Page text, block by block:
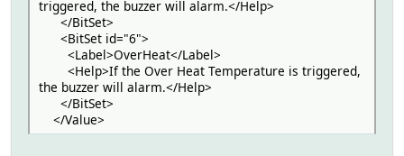
triggered, the buzzer will alarm.</Help>
</BitSet>
<BitSet id="6">
<Label>OverHeat</Label>
<Help>If the Over Heat Temperature is triggered,
the buzzer will alarm.</Help>
</BitSet>
</Value>